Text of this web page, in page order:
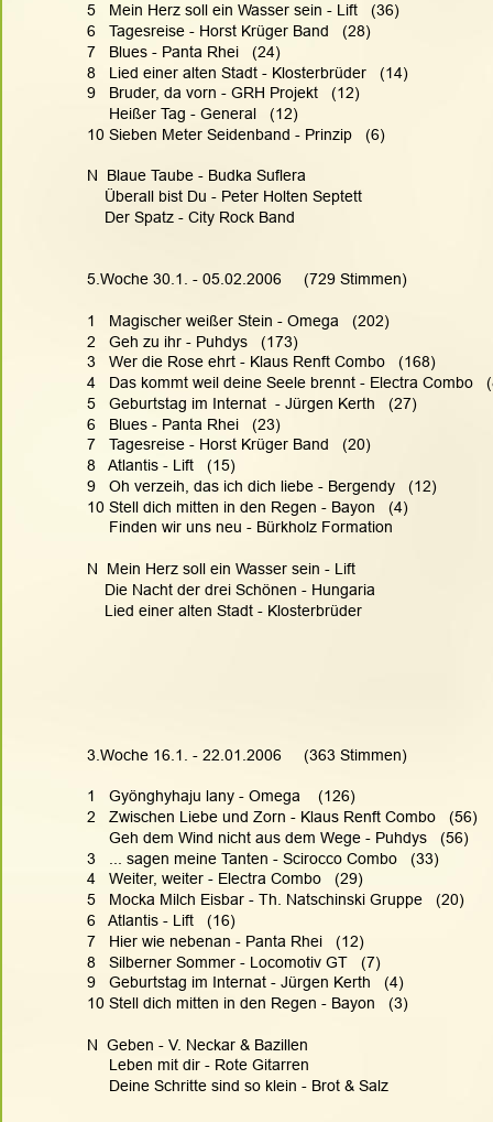
5   Mein Herz soll ein Wasser sein - Lift   (36)
6   Tagesreise - Horst Krüger Band   (28)
7   Blues - Panta Rhei   (24)
8   Lied einer alten Stadt - Klosterbrüder   (14)
9   Bruder, da vorn - GRH Projekt   (12)
     Heißer Tag - General   (12)
10 Sieben Meter Seidenband - Prinzip   (6)
N  Blaue Taube - Budka Suflera
    Überall bist Du - Peter Holten Septett
    Der Spatz - City Rock Band
5.Woche 30.1. - 05.02.2006     (729 Stimmen)
1   Magischer weißer Stein - Omega   (202)
2   Geh zu ihr - Puhdys   (173)
3   Wer die Rose ehrt - Klaus Renft Combo   (168)
4   Das kommt weil deine Seele brennt - Electra Combo
5   Geburtstag im Internat  - Jürgen Kerth   (27)
6   Blues - Panta Rhei   (23)
7   Tagesreise - Horst Krüger Band   (20)
8   Atlantis - Lift   (15)
9   Oh verzeih, das ich dich liebe - Bergendy   (12)
10 Stell dich mitten in den Regen - Bayon   (4)
     Finden wir uns neu - Bürkholz Formation
N  Mein Herz soll ein Wasser sein - Lift
    Die Nacht der drei Schönen - Hungaria
    Lied einer alten Stadt - Klosterbrüder
3.Woche 16.1. - 22.01.2006     (363 Stimmen)
1   Gyönghyhaju lany - Omega    (126)
2   Zwischen Liebe und Zorn - Klaus Renft Combo   (56)
     Geh dem Wind nicht aus dem Wege - Puhdys   (56)
3   ... sagen meine Tanten - Scirocco Combo   (33)
4   Weiter, weiter - Electra Combo   (29)
5   Mocka Milch Eisbar - Th. Natschinski Gruppe   (20)
6   Atlantis - Lift   (16)
7   Hier wie nebenan - Panta Rhei   (12)
8   Silberner Sommer - Locomotiv GT   (7)
9   Geburtstag im Internat - Jürgen Kerth   (4)
10 Stell dich mitten in den Regen - Bayon   (3)
N  Geben - V. Neckar & Bazillen
     Leben mit dir - Rote Gitarren
     Deine Schritte sind so klein - Brot & Salz